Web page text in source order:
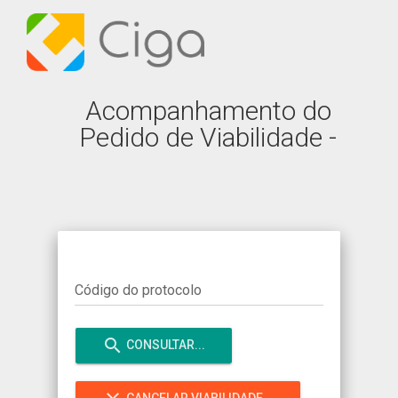
Acompanhamento do
Pedido de Viabilidade -
Código do protocolo
search CONSULTAR...